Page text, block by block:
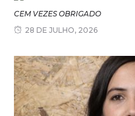
CEM VEZES OBRIGADO
28 DE JULHO, 2026